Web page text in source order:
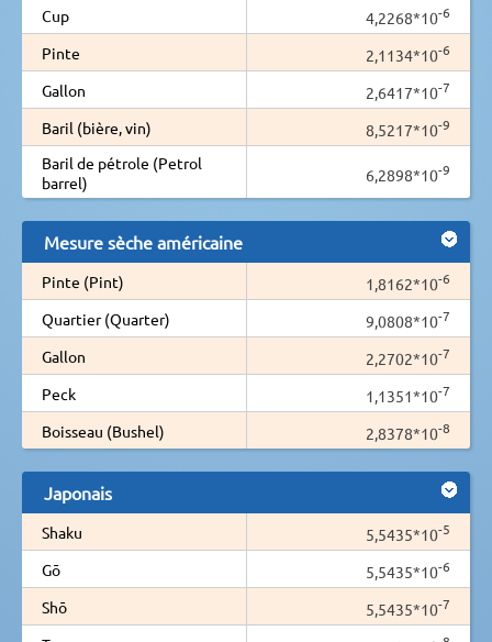
Cup 4,2268*10-6
Pinte 2,1134*10-6
Gallon 2,6417*10-7
Baril (bière, vin) 8,5217*10-9
Baril de pétrole (Petrol
barrel)
6,2898*10-9
Mesure sèche américaine
Pinte (Pint) 1,8162*10-6
Quartier (Quarter) 9,0808*10-7
Gallon 2,2702*10-7
Peck 1,1351*10-7
Boisseau (Bushel) 2,8378*10-8
Japonais
Shaku 5,5435*10-5
Gō 5,5435*10-6
Shō 5,5435*10-7